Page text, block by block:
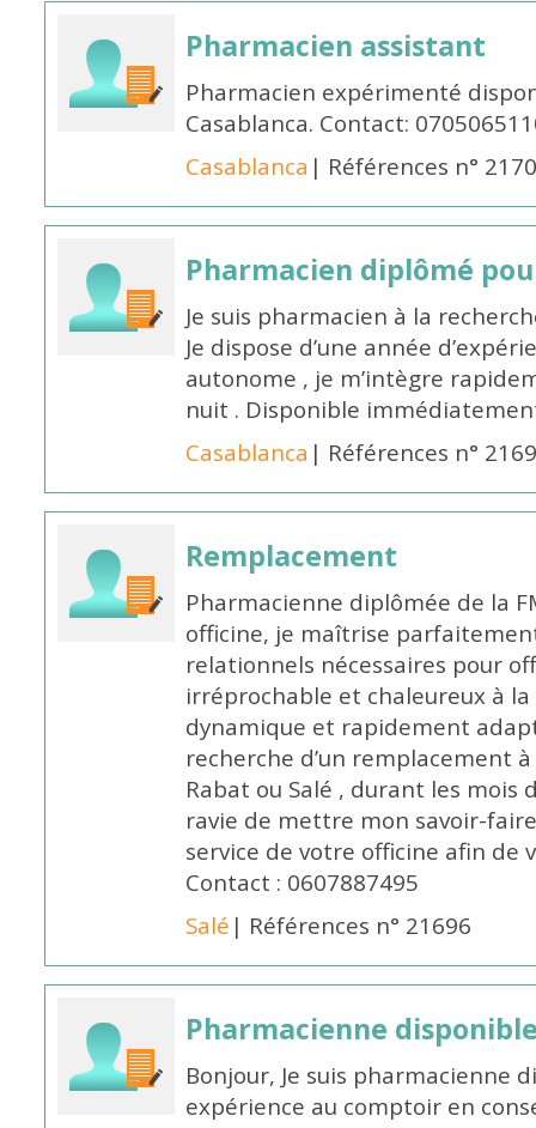
Pharmacien assistant
Pharmacien expérimenté
Casablanca. Contact:
Casablanca | Références n°
Pharmacien diplômé
Je suis pharmacien à la
Je dispose d’une année
autonome , je m’intègre
nuit . Disponible
Casablanca | Références n°
Remplacement
Pharmacienne diplômée de la
officine, je maîtrise
relationnels nécessaires pour
irréprochable et chaleureux à
dynamique et rapidement
recherche d’un remplacement
Rabat ou Salé , durant les mois
ravie de mettre mon savoir-
service de votre officine afin de
Contact : 0607887495
Salé | Références n° 21696
Pharmacienne
Bonjour, Je suis pharmacienne
expérience au comptoir en